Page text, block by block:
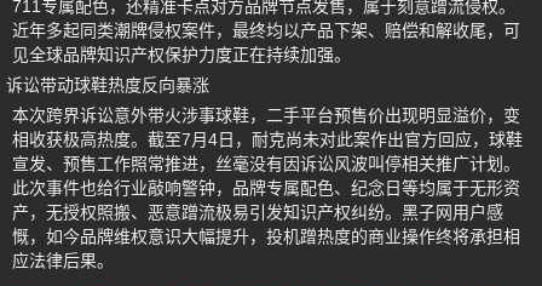
711专属配色，还精准卡点对方品牌节点发售，属于刻意蹭流侵权。
近年多起同类潮牌侵权案件，最终均以产品下架、赔偿和解收尾，可
见全球品牌知识产权保护力度正在持续加强。
诉讼带动球鞋热度反向暴涨
本次跨界诉讼意外带火涉事球鞋，二手平台预售价出现明显溢价，变
相收获极高热度。截至7月4日，耐克尚未对此案作出官方回应，球鞋
宣发、预售工作照常推进，丝毫没有因诉讼风波叫停相关推广计划。
此次事件也给行业敲响警钟，品牌专属配色、纪念日等均属于无形资
产，无授权照搬、恶意蹭流极易引发知识产权纠纷。黑子网用户感
慨，如今品牌维权意识大幅提升，投机蹭热度的商业操作终将承担相
应法律后果。